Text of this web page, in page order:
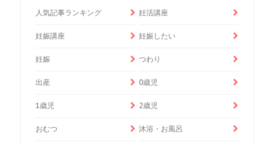
人気記事ランキング 妊活講座
妊娠講座 妊娠したい
妊娠 つわり
出産 0歳児
1歳児 2歳児
おむつ 沐浴・お風呂